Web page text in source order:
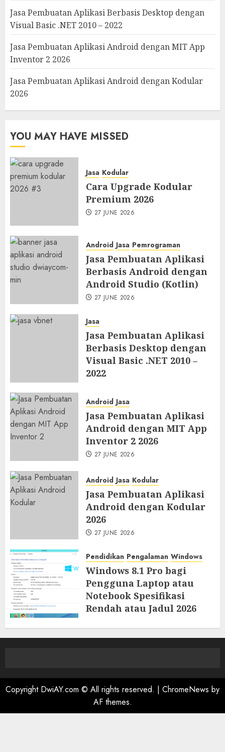
Jasa Pembuatan Aplikasi Berbasis Desktop dengan
Visual Basic .NET 2010 – 2022
Jasa Pembuatan Aplikasi Android dengan MIT App
Inventor 2 2026
Jasa Pembuatan Aplikasi Android dengan Kodular
2026
YOU MAY HAVE MISSED
Jasa Kodular
Cara Upgrade Kodular
Premium 2026
27 JUNE 2026
Android Jasa Pemrograman
Jasa Pembuatan Aplikasi
Berbasis Android dengan
Android Studio (Kotlin)
27 JUNE 2026
Jasa
Jasa Pembuatan Aplikasi
Berbasis Desktop dengan
Visual Basic .NET 2010 –
2022
Android Jasa
Jasa Pembuatan Aplikasi
Android dengan MIT App
Inventor 2 2026
27 JUNE 2026
Android Jasa Kodular
Jasa Pembuatan Aplikasi
Android dengan Kodular
2026
27 JUNE 2026
Pendidikan Pengalaman Windows
Windows 8.1 Pro bagi
Pengguna Laptop atau
Notebook Spesifikasi
Rendah atau Jadul 2026
Copyright DwiAY.com © All rights reserved. | ChromeNews by
AF themes.